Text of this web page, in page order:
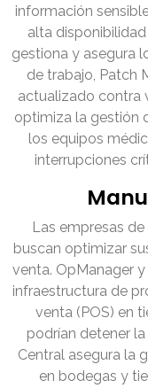
información
alta
gestiona y asegura
de trabajo, Patch
actualizado contra
optimiza la gestión
los equipos
interrupciones
Las empresas
buscan optimizar
venta. OpManager
infraestructura de
venta (POS) en
podrían detener
Central asegura la
en bodegas y